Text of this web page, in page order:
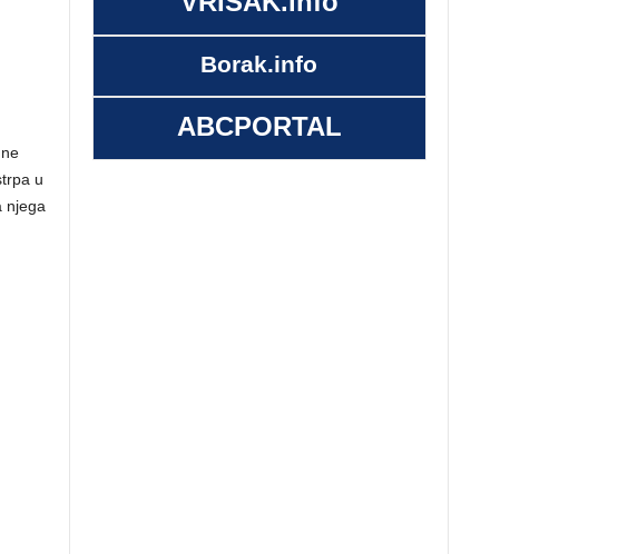
u
njega
Borak.info
ABCPORTAL